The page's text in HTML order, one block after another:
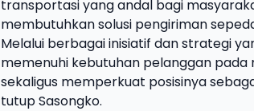
transportasi yang andal bagi
membutuhkan solusi pengiriman
Melalui berbagai inisiatif dan strategi
memenuhi kebutuhan pelanggan
sekaligus memperkuat posisinya
tutup Sasongko.